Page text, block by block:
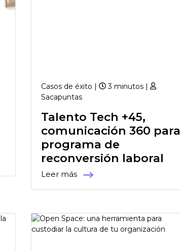
Casos de éxito |
3 minutos |
Sacapuntas
Talento Tech +45,
comunicación 360 para
programa de
reconversión laboral
Leer más